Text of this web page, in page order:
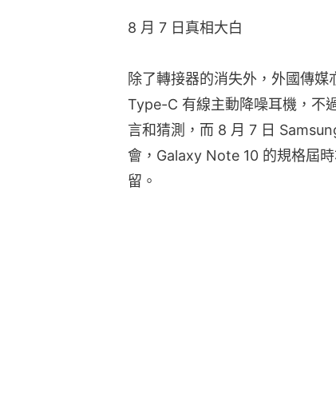
8 月 7 日真相大白
除了轉接器的消失外，外國傳
Type-C 有線主動降噪耳機，不
言和猜測，而 8 月 7 日
會，Galaxy Note 10 的規格屆
留。